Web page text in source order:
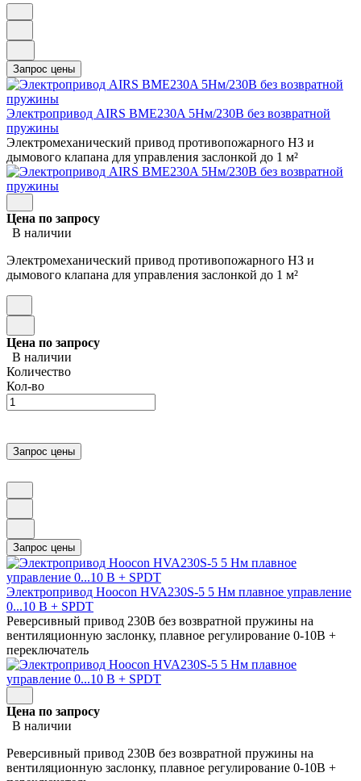
Электропривод AIRS BME230A 5Нм/230В без возвратной
пружины
Электромеханический привод противопожарного НЗ и
дымового клапана для управления заслонкой до 1 м²
Цена по запросу
В наличии
Электромеханический привод противопожарного НЗ и
дымового клапана для управления заслонкой до 1 м²
Цена по запросу
В наличии
Количество
Кол-во
Электропривод Hoocon HVA230S-5 5 Нм плавное управление
0...10 В + SPDT
Реверсивный привод 230В без возвратной пружины на
вентиляционную заслонку, плавное регулирование 0-10В +
переключатель
Цена по запросу
В наличии
Реверсивный привод 230В без возвратной пружины на
вентиляционную заслонку, плавное регулирование 0-10В +